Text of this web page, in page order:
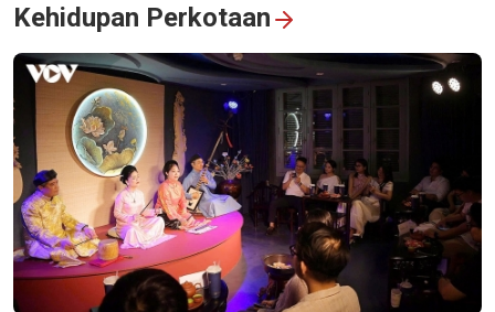
Kehidupan Perkotaan